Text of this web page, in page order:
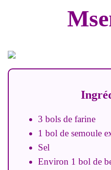
3 bols de farine
1 bol de semoule
Sel
Environ 1 bol de